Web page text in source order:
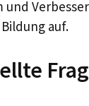
und
auf.